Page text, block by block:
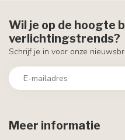
Meer informatie
Wil je op de hoogte
verlichtingstrends?
Schrijf je in voor onze